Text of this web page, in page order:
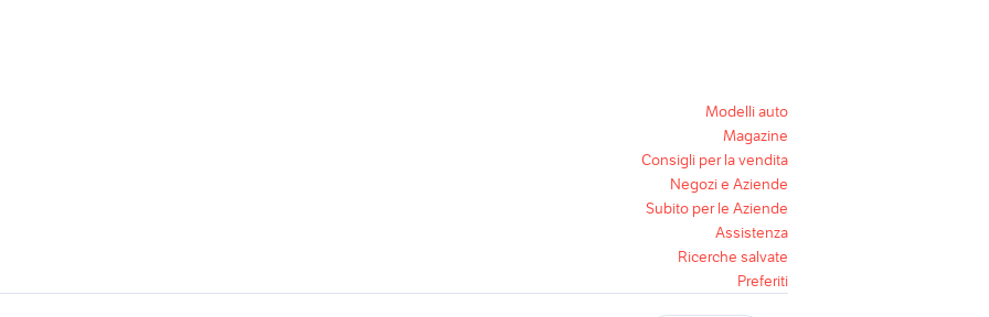
Modelli auto
Magazine
Consigli per la vendita
Negozi e Aziende
Subito per le Aziende
Assistenza
Ricerche salvate
Preferiti